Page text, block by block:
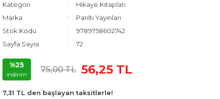
Kategori
Hikaye Kitapları
Marka
Parıltı Yayınları
Stok Kodu
9789758602742
Sayfa Sayısı
72
%25
indirim
75,00 TL 56,25 TL
7,31 TL den başlayan taksitlerle!